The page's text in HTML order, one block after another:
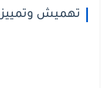
تهميش وتمييز